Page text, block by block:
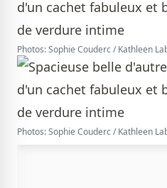
Photos: Sophie Couderc / Kathleen
Photos: Sophie Couderc / Kathleen